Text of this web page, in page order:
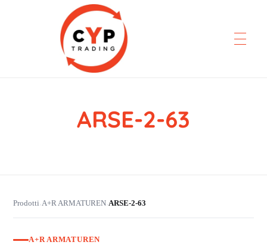
CYP Trading
ARSE-2-63
Prodotti›A+R ARMATUREN›ARSE-2-63
A+R ARMATUREN